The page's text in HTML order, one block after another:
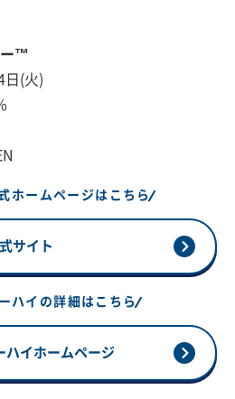
ー™
年8月4日(火)
ホームページはこちら
サイト
ハイの詳細はこちら
ハイホームページ